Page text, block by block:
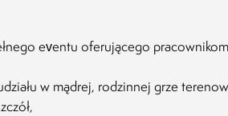
eventu oferującego
w mądrej, rodzinnej grze